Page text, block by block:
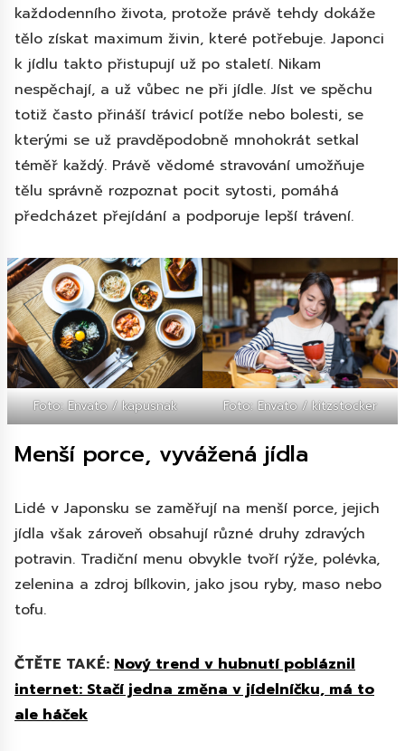
každodenního života, protože právě tehdy dokáže
tělo získat maximum živin, které potřebuje. Japonci
k jídlu takto přistupují už po staletí. Nikam
nespěchají, a už vůbec ne při jídle. Jíst ve spěchu
totiž často přináší trávicí potíže nebo bolesti, se
kterými se už pravděpodobně mnohokrát setkal
téměř každý. Právě vědomé stravování umožňuje
tělu správně rozpoznat pocit sytosti, pomáhá
předcházet přejídání a podporuje lepší trávení.
Foto: Envato / kapusnak Foto: Envato / kitzstocker
Menší porce, vyvážená jídla
Lidé v Japonsku se zaměřují na menší porce, jejich
jídla však zároveň obsahují různé druhy zdravých
potravin. Tradiční menu obvykle tvoří rýže, polévka,
zelenina a zdroj bílkovin, jako jsou ryby, maso nebo
tofu.
ČTĚTE TAKÉ: Nový trend v hubnutí pobláznil
internet: Stačí jedna změna v jídelníčku, má to
ale háček